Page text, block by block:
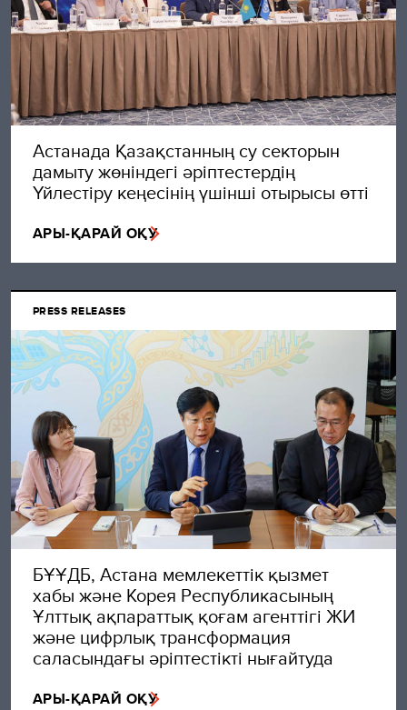
Астанада Қазақстанның су секторын
дамыту жөніндегі әріптестердің
Үйлестіру кеңесінің үшінші отырысы өтті
АРЫ-ҚАРАЙ ОҚУ
PRESS RELEASES
БҰҰДБ, Астана мемлекеттік қызмет
хабы және Корея Республикасының
Ұлттық ақпараттық қоғам агенттігі ЖИ
және цифрлық трансформация
саласындағы әріптестікті нығайтуда
АРЫ-ҚАРАЙ ОҚУ